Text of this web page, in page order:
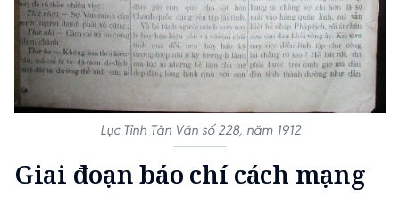
Lục Tỉnh Tân Văn số 228, năm 1912
Giai đoạn báo chí cách mạng